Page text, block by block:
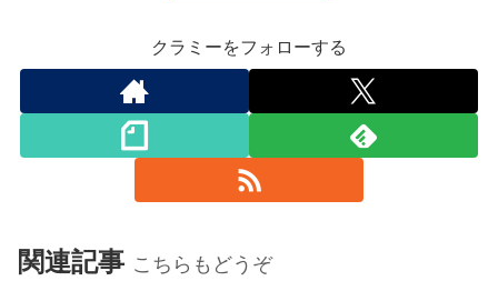
クラミーをフォローする
関連記事 こちらもどうぞ